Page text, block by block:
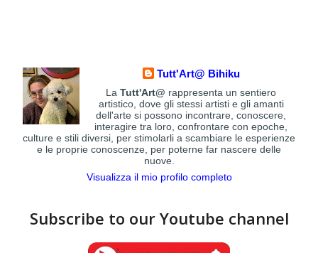
Tutt'Art@ Bihiku
LaTutt'Art@ rappresenta un sentiero
artistico, dove gli stessi artisti e gli amanti
dell'arte si possono incontrare, conoscere,
interagire tra loro, confrontare con epoche,
culture e stili diversi, per stimolarli a scambiare le esperienze
e le proprie conoscenze, per poterne far nascere delle
nuove.
Visualizza il mio profilo completo
Subscribe to our Youtube channel